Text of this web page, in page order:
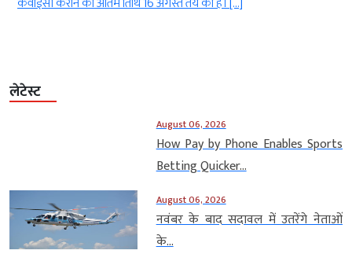
लेटेस्ट
August 06, 2026
How Pay by Phone Enables Sports
Betting Quicker...
August 06, 2026
नवंबर के बाद सदावल में उतरेंगे नेताओं
के...